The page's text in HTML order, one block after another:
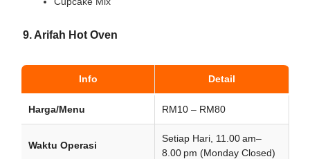
9. Arifah Hot Oven
Info Detail
Harga/Menu RM10 – RM80
Waktu Operasi
Setiap Hari, 11.00 am–
8.00 pm (Monday Closed)